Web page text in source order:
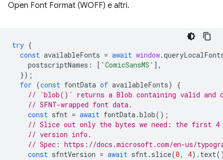
Open Font Format (WOFF) e altri.
try {
const availableFonts = await window.
postscriptNames : [ 'ComicSansMS' ],
});
for (const fontData of availableFonts)
{
// `blob()` returns a Blob containing valid and
// SFNT-wrapped font data.
const sfnt = await fontData.blob();
// Slice out only the bytes we need: the first 4
// version info.
// Spec: https://docs.microsoft.com/en-us/
const sfntVersion = await sfnt. slice(0, 4). text